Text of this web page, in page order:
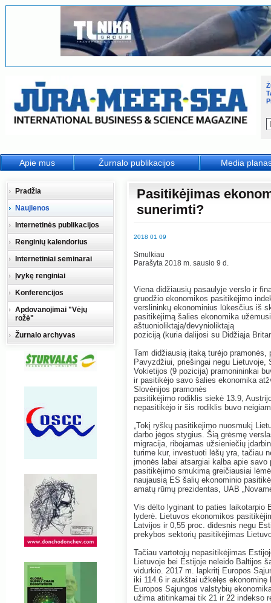
Pasitikėjimas
sunerimti?
2018 01 09
Smulkiau
Parašyta 2018 m. sausio 9 d.
Viena didžiausių pasaulyje verslo ir
gruodžio ekonomikos pasitikėjimo
verslininkų ekonominius lūkesčius iš
pasitikėjimą šalies ekonomika
aštuonioliktąją/devynioliktąją
poziciją (kuria dalijosi su Didžiąja
Tam didžiausią įtaką turėjo
Pavyzdžiui, priešingai negu
Vokietijos (9 pozicija) pramonininkai
ir pasitikėjo savo šalies ekonomika
Slovėnijos pramonės
pasitikėjimo rodiklis siekė 13.9,
nepasitikėjo ir šis rodiklis buvo
„Tokį ryškų pasitikėjimo nuosmukį
darbo jėgos stygius. Šią grėsmę
migracija, ribojamas užsieniečių
turime kur, investuoti lėšų yra, tačiau
įmonės labai atsargiai kalba apie
pasitikėjimo smukimą greičiausiai
naujausią ES šalių ekonominio
amatų rūmų prezidentas, UAB
Vis dėlto lyginant to paties laikotarpio
lyderė. Lietuvos ekonomikos
Latvijos ir 0,55 proc. didesnis negu
prekybos sektorių pasitikėjimas
Tačiau vartotojų nepasitikėjimas
Lietuvoje bei Estijoje neleido Baltijos
vidurkio. 2017 m. lapkritį Europos
iki 114.6 ir aukštai užkėlęs
Europos Sąjungos valstybių
užima atitinkamai tik 21 ir 22 indekso
Pradžia
Naujienos
Internetinės publikacijos
Renginių kalendorius
Internetiniai seminarai
Įvykę renginiai
Konferencijos
Apdovanojimai "Vėjų
rožė"
Žurnalo archyvas
Apie mus Žurnalo publikacijos Media